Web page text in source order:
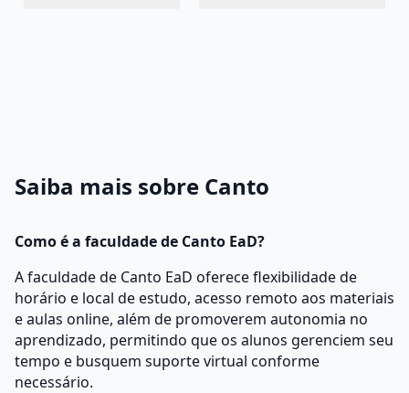
Saiba mais sobre Canto
Como é a faculdade de Canto EaD?
A faculdade de Canto EaD oferece flexibilidade de
horário e local de estudo, acesso remoto aos materiais
e aulas online, além de promoverem autonomia no
aprendizado, permitindo que os alunos gerenciem seu
tempo e busquem suporte virtual conforme
necessário.